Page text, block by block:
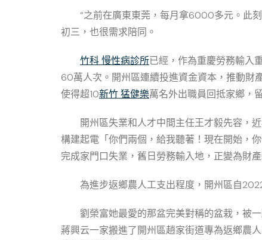
“之前在廣東東莞，每月拿6000多元。此
初三，也很需求陪同。
竹科 慢性病診所已經，作為重慶勞務輸入
60萬人次。開州區連續投進資金資本，推動財
使得超10新竹 猛健樂萬名外出職員回抵家鄉，
開州區失業和人才中間主任王才毅先容，
構建起電「你們兩個，給我聽著！現在開始，
完成家門口失業，舊日勞務輸入地，正變為財產
為進步返鄉農人工支出程度，開州區自
劉榮富她最愛的那盆完美對稱的盆栽，被
蔣興云一家搬進了開州區趙家街道專為返鄉農